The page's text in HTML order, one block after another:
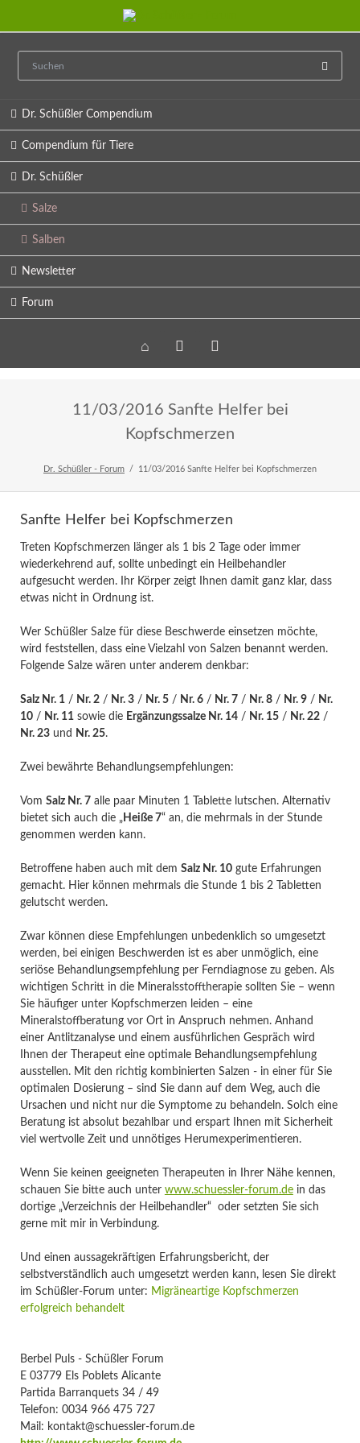
Dr. Schüßler Compendium
Compendium für Tiere
Dr. Schüßler
Salze
Salben
Newsletter
Forum
Home Veranstaltungen
Newsletter
11/03/2016 Sanfte Helfer bei
Kopfschmerzen
Dr. Schüßler - Forum 11/03/2016 Sanfte Helfer bei Kopfschmerzen
Sanfte Helfer bei Kopfschmerzen
Treten Kopfschmerzen länger als 1 bis 2 Tage oder immer
wiederkehrend auf, sollte unbedingt ein Heilbehandler
aufgesucht werden. Ihr Körper zeigt Ihnen damit ganz klar, dass
etwas nicht in Ordnung ist.
Wer Schüßler Salze für diese Beschwerde einsetzen möchte,
wird feststellen, dass eine Vielzahl von Salzen benannt werden.
Folgende Salze wären unter anderem denkbar:
Salz Nr. 1 / Nr. 2/ Nr. 3/ Nr. 5/ Nr. 6/ Nr. 7/ Nr. 8/ Nr. 9/ Nr.
10/ Nr. 11 sowie die Ergänzungssalze Nr. 14/ Nr. 15/ Nr. 22/
Nr. 23und Nr. 25.
Zwei bewährte Behandlungsempfehlungen:
Vom Salz Nr. 7alle paar Minuten 1 Tablette lutschen. Alternativ
bietet sich auch die „ Heiße 7“ an, die mehrmals in der Stunde
genommen werden kann.
Betroffene haben auch mit dem Salz Nr. 10gute Erfahrungen
gemacht. Hier können mehrmals die Stunde 1 bis 2 Tabletten
gelutscht werden.
Zwar können diese Empfehlungen unbedenklich so umgesetzt
werden, bei einigen Beschwerden ist es aber unmöglich, eine
seriöse Behandlungsempfehlung per Ferndiagnose zu geben. Als
wichtigen Schritt in die Mineralsstofftherapie sollten Sie – wenn
Sie häufiger unter Kopfschmerzen leiden – eine
Mineralstoffberatung vor Ort in Anspruch nehmen. Anhand
einer Antlitzanalyse und einem ausführlichen Gespräch wird
Ihnen der Therapeut eine optimale Behandlungsempfehlung
ausstellen. Mit den richtig kombinierten Salzen - in einer für Sie
optimalen Dosierung – sind Sie dann auf dem Weg, auch die
Ursachen und nicht nur die Symptome zu behandeln. Solch eine
Beratung ist absolut bezahlbar und erspart Ihnen mit Sicherheit
viel wertvolle Zeit und unnötiges Herumexperimentieren.
Wenn Sie keinen geeigneten Therapeuten in Ihrer Nähe kennen,
schauen Sie bitte auch unter www.schuessler-forum.dein das
dortige „Verzeichnis der Heilbehandler“ oder setzten Sie sich
gerne mit mir in Verbindung.
Und einen aussagekräftigen Erfahrungsbericht, der
selbstverständlich auch umgesetzt werden kann, lesen Sie direkt
im Schüßler-Forum unter: Migräneartige Kopfschmerzen
erfolgreich behandelt
Berbel Puls - Schüßler Forum
E 03779 Els Poblets Alicante
Partida Barranquets 34 / 49
Telefon: 0034 966 475 727
Mail: kontakt@schuessler-forum.de